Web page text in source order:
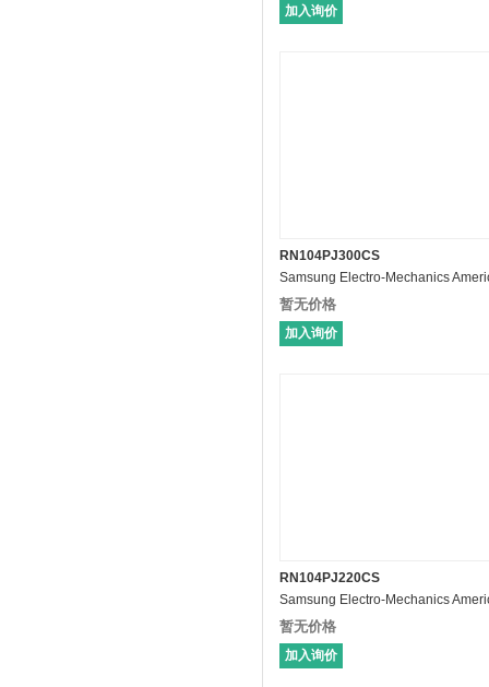
加入询价
RN104PJ300CS
暂无价格
加入询价
RN104PJ220CS
暂无价格
加入询价